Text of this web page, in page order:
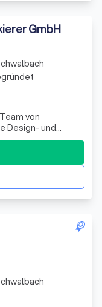
GmbH
von
Design- und
Expertise in
Unser
hin